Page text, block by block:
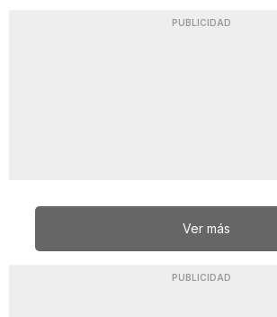
PUBLICIDAD
Ver más
PUBLICIDAD